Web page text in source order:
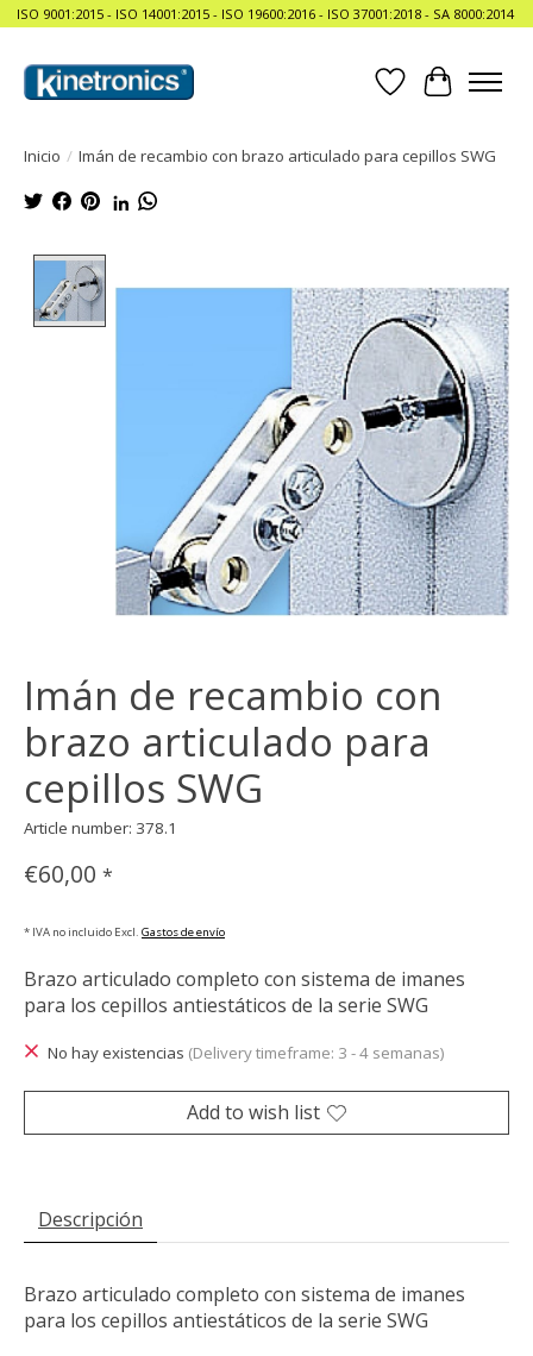
ISO 9001:2015 - ISO 14001:2015 - ISO 19600:2016 - ISO 37001:2018 - SA 8000:2014
Lista de deseos
Cesta
Inicio / Imán de recambio con brazo articulado para cepillos SWG
Imán de recambio con
brazo articulado para
cepillos SWG
Article number: 378.1
€60,00 *
* IVA no incluido Excl. Gastos de envío
Brazo articulado completo con sistema de imanes
para los cepillos antiestáticos de la serie SWG
No hay existencias (Delivery timeframe: 3 - 4 semanas)
Add to wish list
Descripción
Brazo articulado completo con sistema de imanes
para los cepillos antiestáticos de la serie SWG